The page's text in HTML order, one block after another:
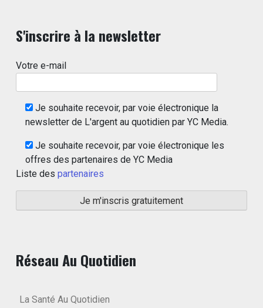
S'inscrire à la newsletter
Votre e-mail
Je souhaite recevoir, par voie électronique la
newsletter de L'argent au quotidien par YC Media.
Je souhaite recevoir, par voie électronique les
offres des partenaires de YC Media
Liste des partenaires
Réseau Au Quotidien
La Santé Au Quotidien